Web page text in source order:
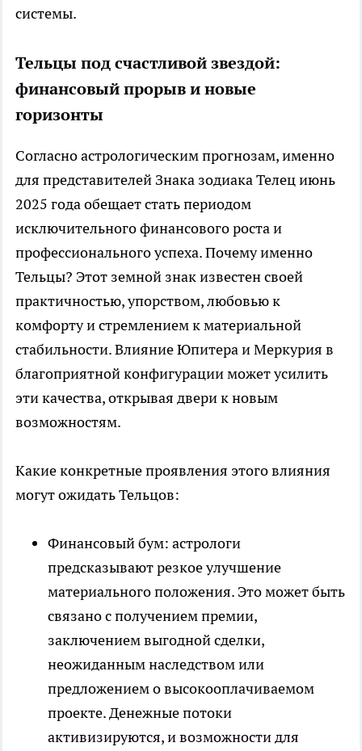
системы.
Тельцы под счастливой звездой:
финансовый прорыв и новые
горизонты
Согласно астрологическим прогнозам, именно
для представителей Знака зодиака Телец июнь
2025 года обещает стать периодом
исключительного финансового роста и
профессионального успеха. Почему именно
Тельцы? Этот земной знак известен своей
практичностью, упорством, любовью к
комфорту и стремлением к материальной
стабильности. Влияние Юпитера и Меркурия в
благоприятной конфигурации может усилить
эти качества, открывая двери к новым
возможностям.
Какие конкретные проявления этого влияния
могут ожидать Тельцов:
Финансовый бум: астрологи
предсказывают резкое улучшение
материального положения. Это может быть
связано с получением премии,
заключением выгодной сделки,
неожиданным наследством или
предложением о высокооплачиваемом
проекте. Денежные потоки
активизируются, и возможности для